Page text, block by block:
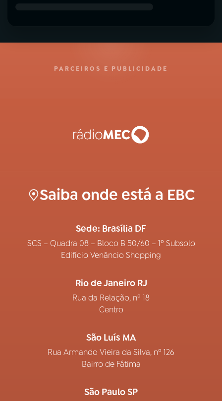
PARCEIROS E PUBLICIDADE
Saiba onde está a EBC
Sede: Brasília DF
SCS – Quadra 08 – Bloco B 50/60 – 1º Subsolo
Edifício Venâncio Shopping
Rio de Janeiro RJ
Rua da Relação, nº 18
Centro
São Luís MA
Rua Armando Vieira da Silva, nº 126
Bairro de Fátima
São Paulo SP